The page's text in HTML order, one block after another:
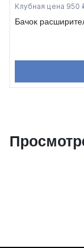
Клубная цена 950
Бачок